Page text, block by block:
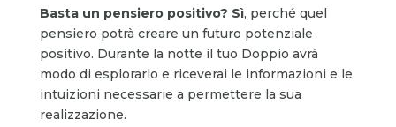
Basta un pensiero positivo? Sì, perché quel
pensiero potrà creare un futuro potenziale
positivo. Durante la notte il tuo Doppio avrà
modo di esplorarlo e riceverai le informazioni e le
intuizioni necessarie a permettere la sua
realizzazione.